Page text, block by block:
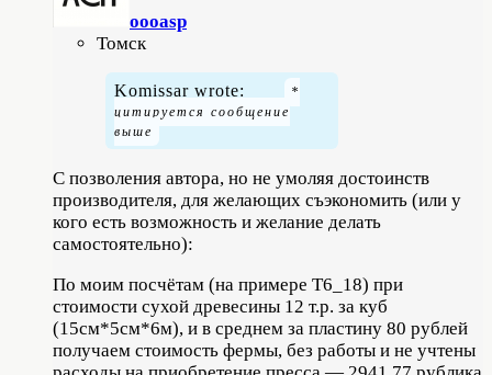
oooasp
Томск
Komissar wrote:
С позволения автора, но не умоляя достоинств
производителя, для желающих съэкономить (или у
кого есть возможность и желание делать
самостоятельно):
По моим посчётам (на примере Т6_18) при
стоимости сухой древесины 12 т.р. за куб
(15см*5см*6м), и в среднем за пластину 80 рублей
получаем стоимость фермы, без работы и не учтены